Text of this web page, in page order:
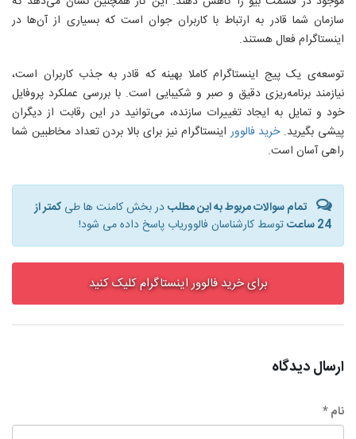
سازمان شما قادر به ارتباط با کاربران جوان است که بسیاری از‌ آن‌ها در
اینستاگرام فعال هستند.
توسعه‌ی یک پیج اینستاگرام کاملا بهینه که قادر به جذب کاربران است،
نیازمند برنامه‌ریزی دقیق و صبر و شکیبایی است. با بررسی عملکرد پروفایل
خود و تمایل به ایجاد تغییرات سازنده، می‌توانید در این رقابت از دیگران
پیشی بگیرید.خرید فالووراینستاگرام نیز برای بالا بردن تعداد مخاطبین شما
راهی آسان است.
تمام سوالات مربوط به این مطلبدر بخش کامنت ها طیکمتر از
24 ساعت
توسط کارشناسان فالووریاب پاسخ داده می شود!
برای خرید فالوور اینستاگرام کلیک کنید
ارسال دیدگاه
نام *